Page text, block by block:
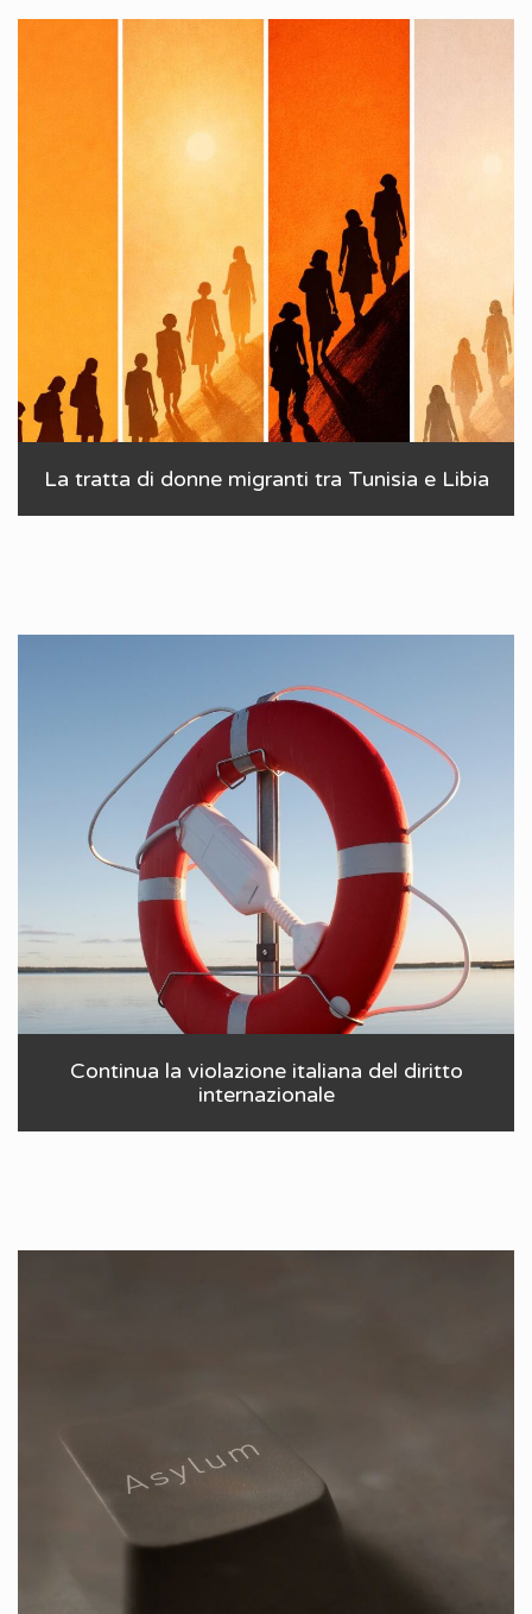
La tratta di donne migranti tra Tunisia e Libia
Continua la violazione italiana del diritto
internazionale